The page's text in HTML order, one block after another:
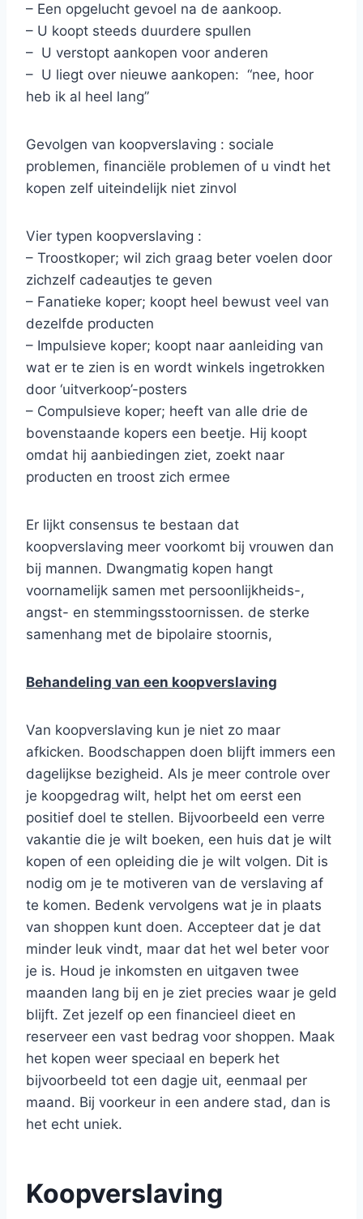
– Een opgelucht gevoel na de aankoop.
– U koopt steeds duurdere spullen
– U verstopt aankopen voor anderen
– U liegt over nieuwe aankopen: “nee, hoor
heb ik al heel lang”
Gevolgen van koopverslaving : sociale
problemen, financiële problemen of u vindt het
kopen zelf uiteindelijk niet zinvol
Vier typen koopverslaving :
– Troostkoper; wil zich graag beter voelen door
zichzelf cadeautjes te geven
– Fanatieke koper; koopt heel bewust veel van
dezelfde producten
– Impulsieve koper; koopt naar aanleiding van
wat er te zien is en wordt winkels ingetrokken
door ‘uitverkoop’-posters
– Compulsieve koper; heeft van alle drie de
bovenstaande kopers een beetje. Hij koopt
omdat hij aanbiedingen ziet, zoekt naar
producten en troost zich ermee
Er lijkt consensus te bestaan dat
koopverslaving meer voorkomt bij vrouwen dan
bij mannen. Dwangmatig kopen hangt
voornamelijk samen met persoonlijkheids-,
angst- en stemmingsstoornissen. de sterke
samenhang met de bipolaire stoornis,
Behandeling van een koopverslaving
Van koopverslaving kun je niet zo maar
afkicken. Boodschappen doen blijft immers een
dagelijkse bezigheid. Als je meer controle over
je koopgedrag wilt, helpt het om eerst een
positief doel te stellen. Bijvoorbeeld een verre
vakantie die je wilt boeken, een huis dat je wilt
kopen of een opleiding die je wilt volgen. Dit is
nodig om je te motiveren van de verslaving af
te komen. Bedenk vervolgens wat je in plaats
van shoppen kunt doen. Accepteer dat je dat
minder leuk vindt, maar dat het wel beter voor
je is. Houd je inkomsten en uitgaven twee
maanden lang bij en je ziet precies waar je geld
blijft. Zet jezelf op een financieel dieet en
reserveer een vast bedrag voor shoppen. Maak
het kopen weer speciaal en beperk het
bijvoorbeeld tot een dagje uit, eenmaal per
maand. Bij voorkeur in een andere stad, dan is
het echt uniek.
Koopverslaving